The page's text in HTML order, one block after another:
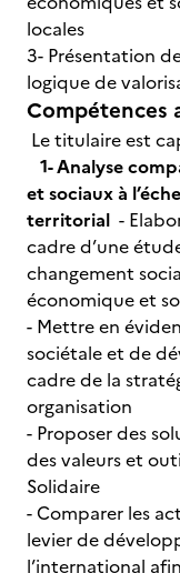
locales
3- Présentation
logique de
Compétences
Le titulaire est
1- Analyse
et sociaux à
territorial -
cadre d’une
changement
économique et
- Mettre en
sociétale et de
cadre de la
organisation
- Proposer des
des valeurs et
Solidaire
- Comparer les
levier de
l’international